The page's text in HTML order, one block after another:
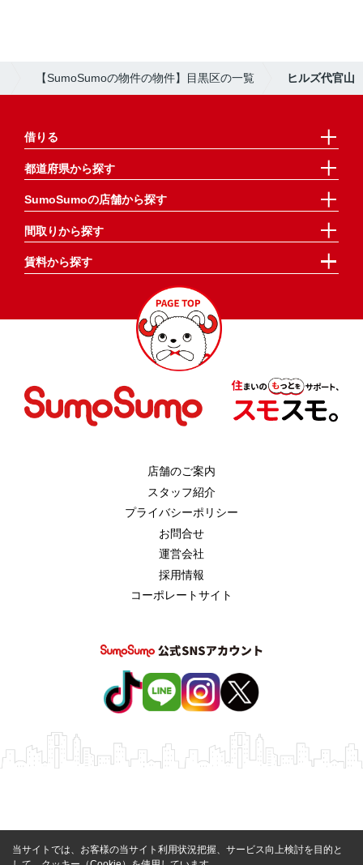
【SumoSumoの物件の物件】目黒区の一覧 ヒルズ代官山
借りる
都道府県から探す
SumoSumoの店舗から探す
間取りから探す
賃料から探す
店舗のご案内
スタッフ紹介
プライバシーポリシー
お問合せ
運営会社
採用情報
コーポレートサイト
当サイトでは、お客様の当サイト利用状況把握、サービス向上検討を目的と